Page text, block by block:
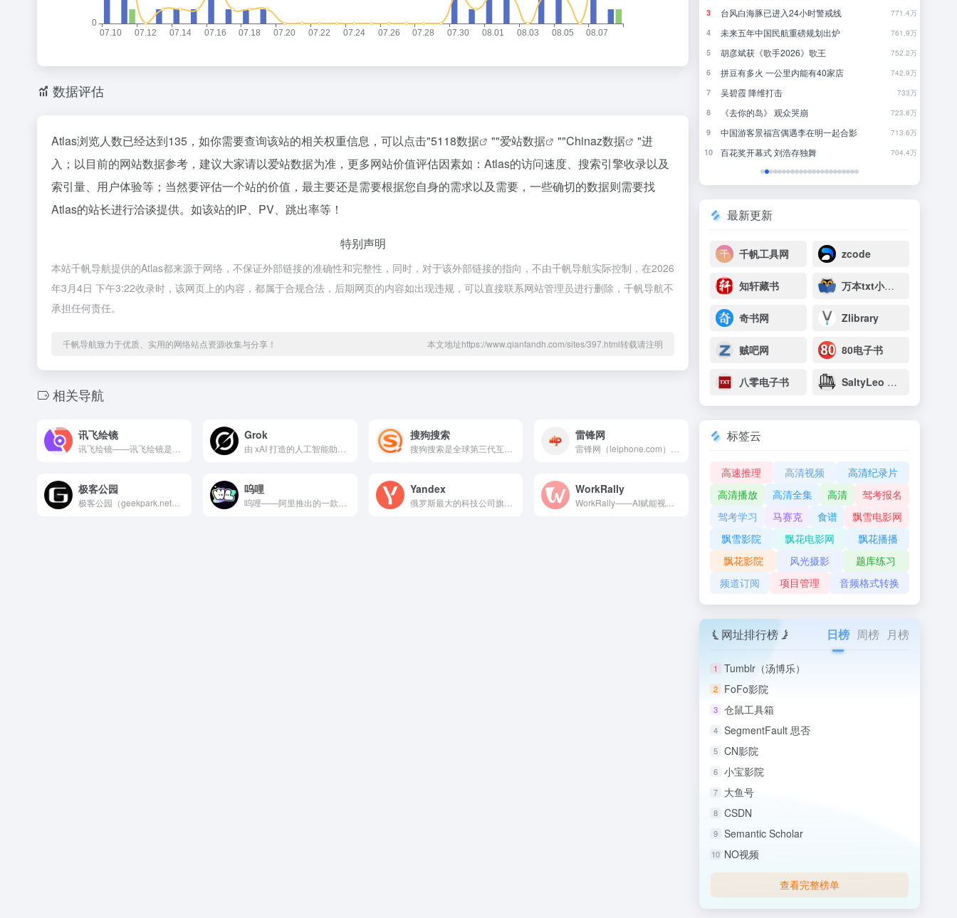
数据评估
Atlas浏览人数已经达到135，如你需要查询该站的相关权重信息，可以点击"5118数据 ""爱站数据 ""Chinaz数据
"进
入；以目前的网站数据参考，建议大家请以爱站数据为准，更多网站价值评估因素如：Atlas的访问速度、搜索引擎收录以及
索引量、用户体验等；当然要评估一个站的价值，最主要还是需要根据您自身的需求以及需要，一些确切的数据则需要找
Atlas的站长进行洽谈提供。如该站的IP、PV、跳出率等！
特别声明
本站千帆导航提供的Atlas都来源于网络，不保证外部链接的准确性和完整性，同时，对于该外部链接的指向，不由千帆导航实际控制，在2026
年3月4日 下午3:22收录时，该网页上的内容，都属于合规合法，后期网页的内容如出现违规，可以直接联系网站管理员进行删除，千帆导航不
承担任何责任。
千帆导航致力于优质、实用的网络站点资源收集与分享！ 本文地址https://www.qianfandh.com/sites/397.html转载请注明
相关导航
讯飞绘镜 Grok 搜狗搜索 雷锋网
极客公园 呜哩 Yandex
俄罗斯最大的科技公司旗下的搜索引擎，提供网页、图片、视频、地图等多元服务，在俄语地区占据主导地位[citation:1][citation:4][citation:7]
WorkRally
花800块钱找点罪受
4 OpenAI 音箱：果味设计，但比苹果多走一步
3 台风白海豚已进入24小时警戒线 771.4万
4 未来五年中国民航重磅规划出炉 761.9万
5 胡彦斌获《歌手2026》歌王 752.2万
6 拼豆有多火 一公里内能有40家店 742.9万
7 吴碧霞 降维打击 733万
8 《去你的岛》 观众哭崩 723.8万
9 中国游客景福宫偶遇李在明一起合影 713.6万
10 百花奖开幕式 刘浩存独舞 704.4万
最新更新
千帆工具网 zcode
知轩藏书 万本txt小说下载网
奇书网 Zlibrary
贼吧网 80电子书
八零电子书 SaltyLeo 的书架
标签云
高速推理 高清视频
高清纪录片
高清播放
高清全集 高清
驾考报名
驾考学习
马赛克 食谱
飘雪电影网
飘雪影院
飘花电影网
飘花播播
飘花影院
风光摄影
题库练习
频道订阅
项目管理 音频格式转换
网址排行榜 日榜 周榜 月榜
1 Tumblr（汤博乐）
2 FoFo影院
3 仓鼠工具箱
4 SegmentFault 思否
5 CN影院
6 小宝影院
7 大鱼号
8 CSDN
9 Semantic Scholar
10 NO视频
查看完整榜单